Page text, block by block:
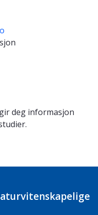
deg informasjon